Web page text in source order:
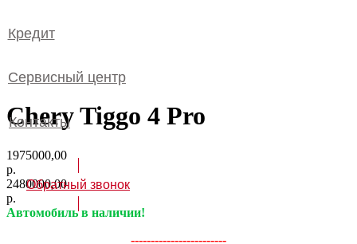
Кредит
Сервисный центр
Контакты
Обратный звонок
Chery Tiggo 4 Pro
1975000,00
р.
2480000,00
р.
Автомобиль в наличии!
------------------------